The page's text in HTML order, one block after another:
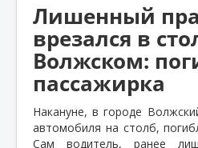
Лишенный
врезался в
Волжском:
пассажирка
Накануне, в городе
автомобиля на столб,
Сам водитель, ранее